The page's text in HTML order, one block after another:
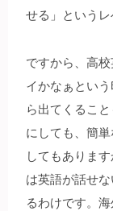
せる」というレ
ですから、高
イかなぁとい
ら出てくるこ
にしても、簡
してもありま
は英語が話せ
るわけです。